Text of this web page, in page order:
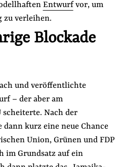
Entwurfvor, um
zu verleihen.
Blockade
und veröffentlichte
– der aber am
Nach der
dann kurz eine neue Chance
Union, Grünen und FDP
im Grundsatz auf ein